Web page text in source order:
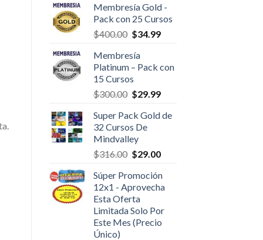
Membresía Gold -
Pack con 25 Cursos
$400.00 $34.99
Membresía
Platinum – Pack con
15 Cursos
$300.00 $29.99
Super Pack Gold de
32 Cursos De
Mindvalley
$316.00 $29.00
Súper Promoción
12x1 - Aprovecha
Esta Oferta
Limitada Solo Por
Este Mes (Precio
Único)